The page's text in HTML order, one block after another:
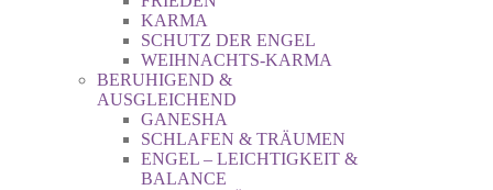
KARMA
SCHUTZ DER ENGEL
WEIHNACHTS-KARMA
BERUHIGEND &
AUSGLEICHEND
GANESHA
SCHLAFEN & TRÄUMEN
ENGEL – LEICHTIGKEIT &
BALANCE